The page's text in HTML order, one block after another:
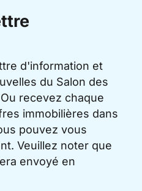
d'information et
du Salon des
recevez chaque
immobilières dans
pouvez vous
Veuillez noter que
envoyé en